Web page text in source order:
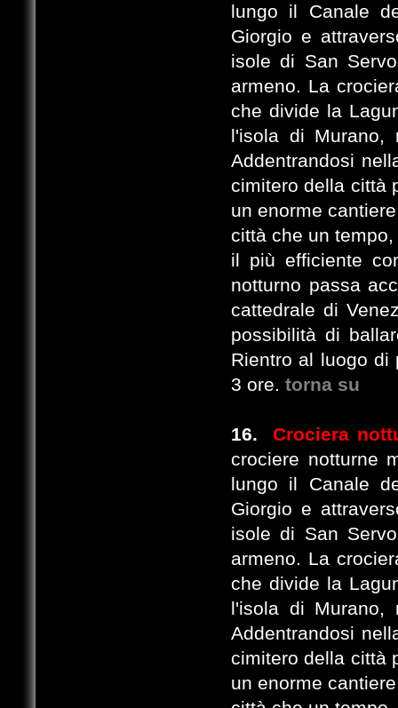
lungo il Canale
Giorgio e
isole di San
armeno. La
che divide la
l'isola di Murano,
Addentrandosi
cimitero della città
un enorme
città che un
il più efficiente
notturno passa
cattedrale di
possibilità di
Rientro al luogo di
3 ore. torna su
16.Crociera
crociere notturne
lungo il Canale
Giorgio e
isole di San
armeno. La
che divide la
l'isola di Murano,
Addentrandosi
cimitero della città
un enorme